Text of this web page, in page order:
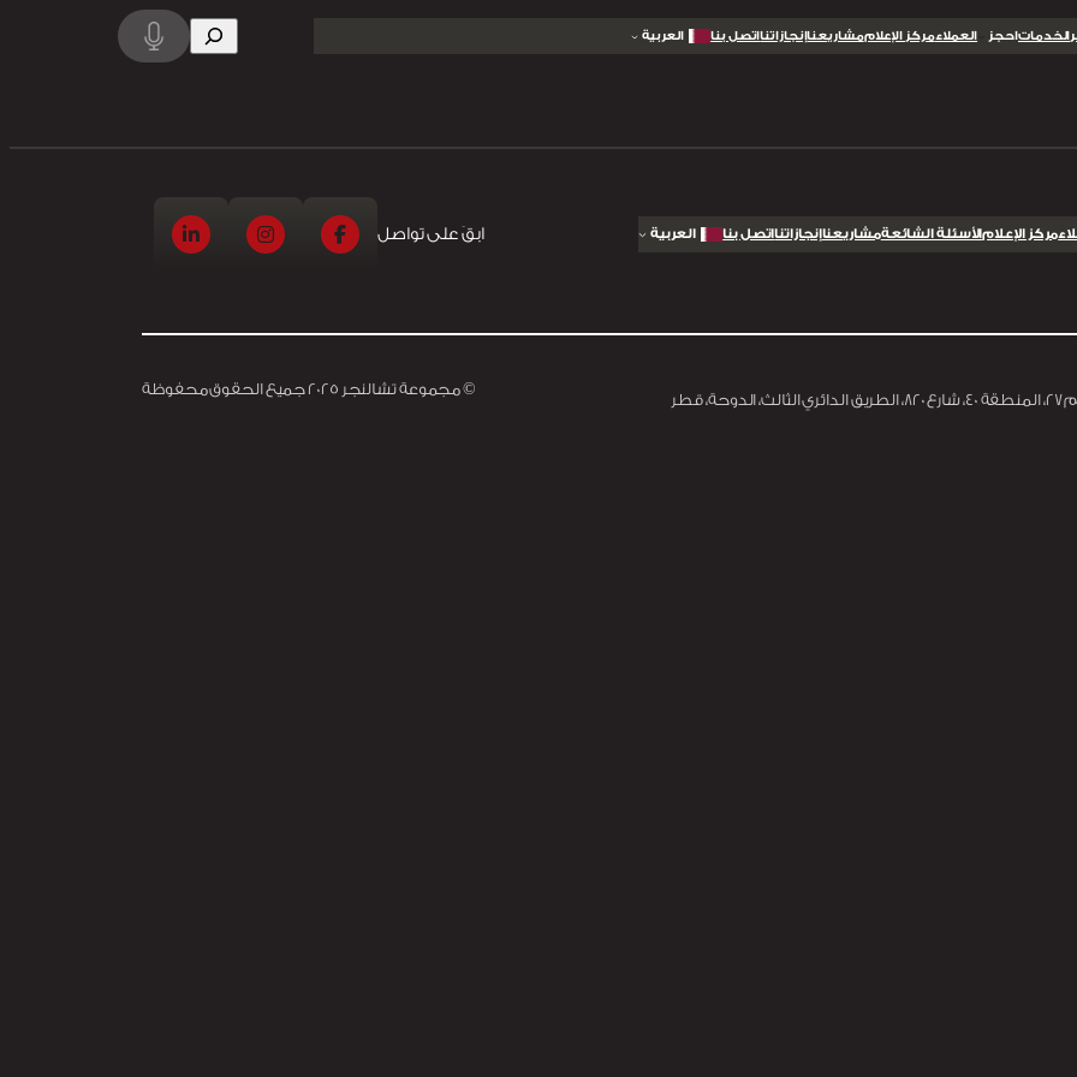
الخدماتاحجز العملاءمركز الإعلاممشاريعناإنجازاتنااتصل بنا العربية البحث
مركز الإعلامالأسئلة الشائعةمشاريعناإنجازاتنااتصل بنا العربية ابقَ على تواصل
قطر
© مجموعة تشالنجر 2025 جميع الحقوق محفوظة